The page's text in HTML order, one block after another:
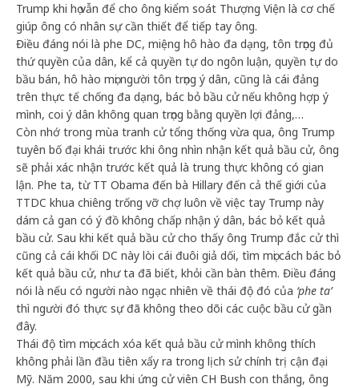
Trump khi họ vẫn để cho ông kiểm soát Thượng Viện là cơ chế
giúp ông có nhân sự cần thiết để tiếp tay ông.
Điều đáng nói là phe DC, miệng hô hào đa dạng, tôn trọng đủ
thứ quyền của dân, kể cả quyền tự do ngôn luận, quyền tự do
bầu bán, hô hào mọi người tôn trọng ý dân, cũng là cái đảng
trên thực tế chống đa dạng, bác bỏ bầu cử nếu không hợp ý
mình, coi ý dân không quan trọng bằng quyền lợi đảng,…
Còn nhớ trong mùa tranh cử tổng thống vừa qua, ông Trump
tuyên bố đại khái trước khi ông nhìn nhận kết quả bầu cử, ông
sẽ phải xác nhận trước kết quả là trung thực không có gian
lận. Phe ta, từ TT Obama đến bà Hillary đến cả thế giới của
TTDC khua chiêng trống vỡ chợ luôn về việc tay Trump này
dám cả gan có ý đồ không chấp nhận ý dân, bác bỏ kết quả
bầu cử. Sau khi kết quả bầu cử cho thấy ông Trump đắc cử thì
cũng cả cái khối DC này lòi cái đuôi giả dối, tìm mọi cách bác bỏ
kết quả bầu cử, như ta đã biết, khỏi cần bàn thêm. Điều đáng
nói là nếu có người nào ngạc nhiên về thái độ đó của ‘phe ta’
thì người đó thực sự đã không theo dõi các cuộc bầu cử gần
đây.
Thái độ tìm mọi cách xóa kết quả bầu cử mình không thích
không phải lần đầu tiên xẩy ra trong lịch sử chính trị cận đại
Mỹ. Năm 2000, sau khi ứng cử viên CH Bush con thắng, ông